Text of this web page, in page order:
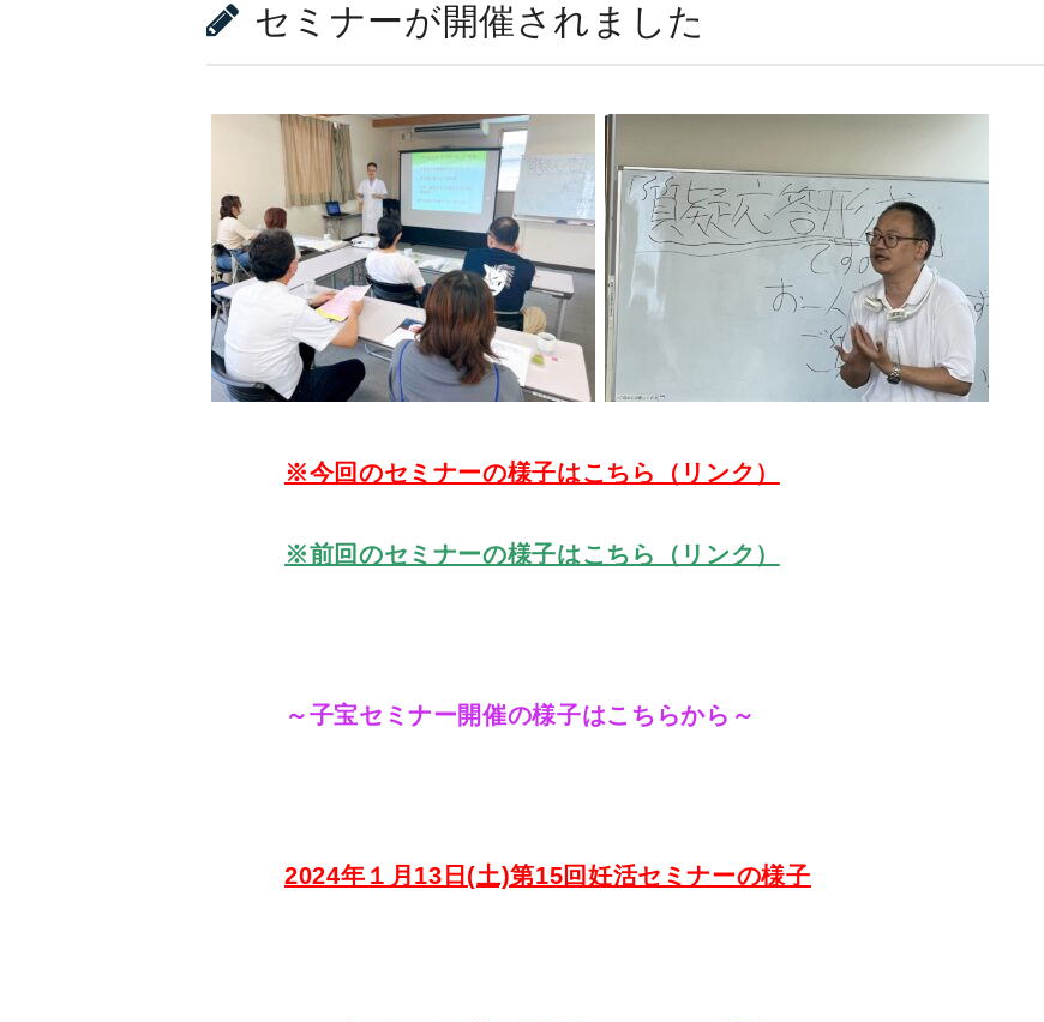
セミナーが開催されました
※今回のセミナーの様子はこちら（リンク）
※前回のセミナーの様子はこちら（リンク）
～子宝セミナー開催の様子はこちらから～
2024年１月13日(土)第15回妊活セミナーの様子